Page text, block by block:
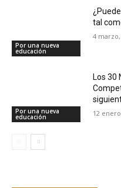
Por una nueva
educación
tal
4 marzo,
Por una nueva
educación
Los 30
12